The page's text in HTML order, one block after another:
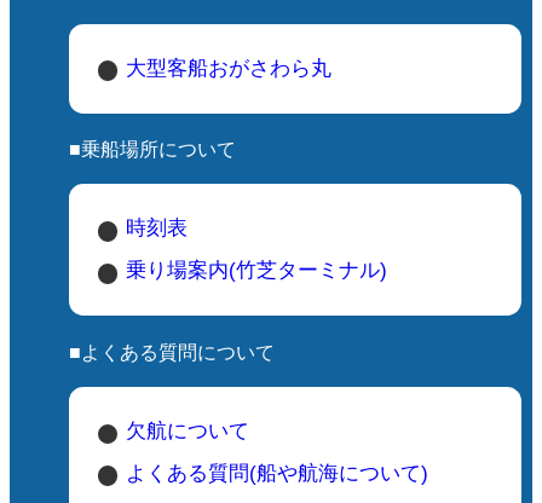
大型客船おがさわら丸
■乗船場所について
時刻表
乗り場案内(竹芝ターミナル)
■よくある質問について
欠航について
よくある質問(船や航海について)